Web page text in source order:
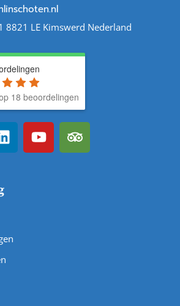
8821 LE Kimswerd Nederland
18 beoordelingen